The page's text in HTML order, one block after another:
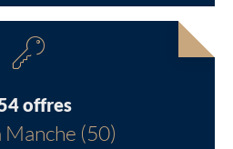
offres
Manche (50)